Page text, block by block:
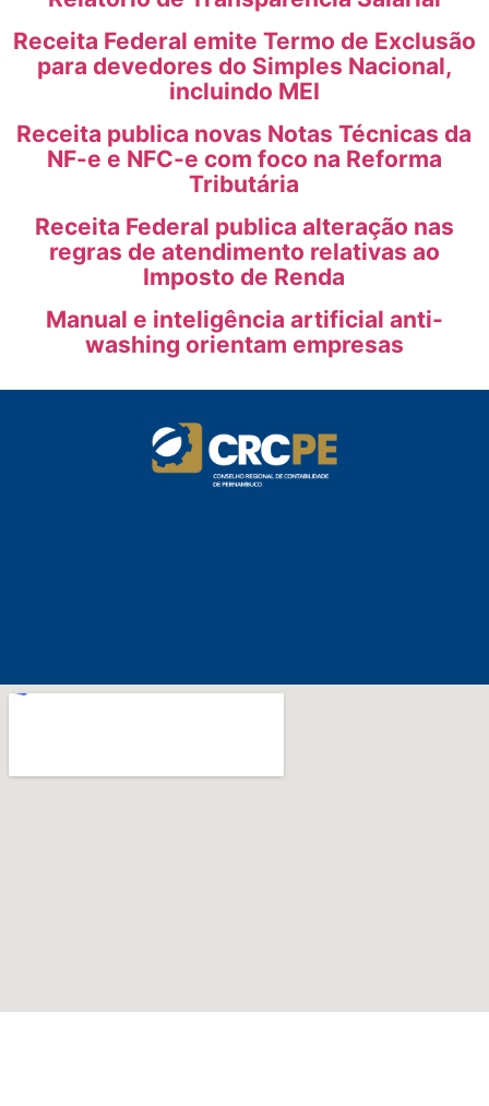
Receita Federal emite Termo de Exclusão
para devedores do Simples Nacional,
incluindo MEI
Receita publica novas Notas Técnicas da
NF-e e NFC-e com foco na Reforma
Tributária
Receita Federal publica alteração nas
regras de atendimento relativas ao
Imposto de Renda
Manual e inteligência artificial anti-
washing orientam empresas